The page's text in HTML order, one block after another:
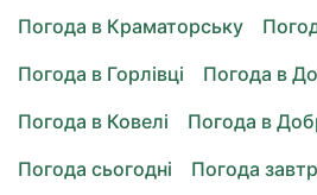
Погода в Краматорську
Погода в Горлівці
Погода в
Погода в Ковелі
Погода в
Погода сьогодні
Погода